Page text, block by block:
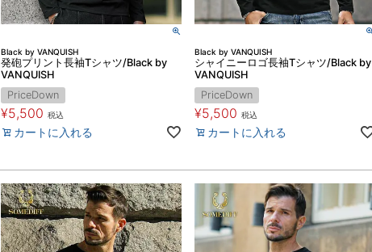
Black by VANQUISH
発砲プリント長袖Tシャツ/Black by
VANQUISH
PriceDown
¥5,500 税込
カートに入れる
Black by VANQUISH
シャイニーロゴ長袖Tシャツ/Black by
VANQUISH
PriceDown
¥5,500 税込
カートに入れる